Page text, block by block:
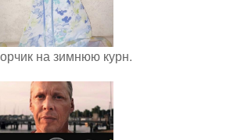
на зимнюю курн.